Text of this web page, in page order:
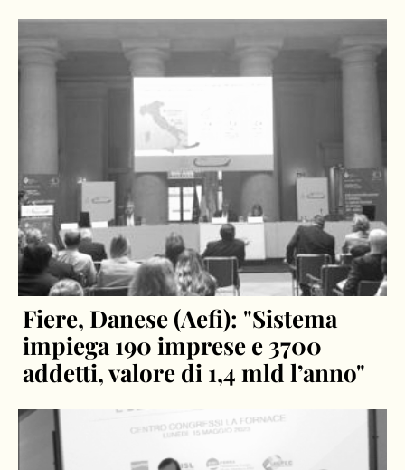
Fiere, Danese (Aefi): "Sistema
impiega 190 imprese e 3700
addetti, valore di 1,4 mld l’anno"